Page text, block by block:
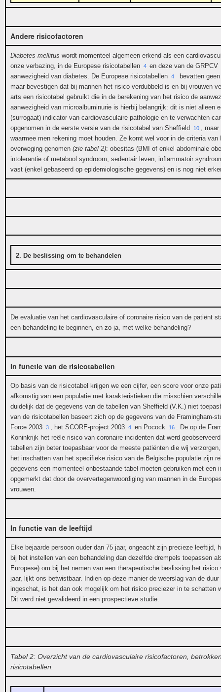
Andere risicofactoren
Diabetes mellitus wordt momenteel algemeen erkend als een
onze verbazing, in de Europese risicotabellen
4 en deze van de GRPCV
aanwezigheid van diabetes. De Europese risicotabellen 4
bevatten
maar bevestigen dat bij mannen het risico verdubbeld is en bij vrouwen
arts een risicotabel gebruikt die in de berekening van het risico de
aanwezigheid van microalbuminurie is hierbij belangrijk: dit is niet alleen
(surrogaat) indicator van cardiovasculaire pathologie en te verwachten
opgenomen in de eerste versie van de risicotabel van Sheffield
10 ,
waarmee men rekening moet houden. Ze komt wel voor in de criteria
overweging genomen (zie tabel 2): obesitas (BMI of enkel abdominale
intolerantie of metabool syndroom, sedentair leven, inflammatoir
vast (enkel gebaseerd op epidemiologische gegevens) en is nog niet
2. De beslissing om te behandelen
De evaluatie van het cardiovasculaire of coronaire risico van de patiënt
een behandeling te beginnen, en zo ja, met welke behandeling?
In functie van de risicotabellen
Op basis van de risicotabel krijgen we een cijfer, een score voor onze
afkomstig van een populatie met karakteristieken die misschien
duidelijk dat de gegevens van de tabellen van Sheffield (V.K.) niet
van de risicotabellen baseert zich op de gegevens van de Framingham-
Force 2003 3 , het SCORE-project 2003 4 en Pocock 16 . De op de
Koninkrijk het reële risico van coronaire incidenten dat werd
tabellen zijn beter toepasbaar voor de meeste patiënten die wij
het inschatten van het specifieke risico van de Belgische populatie zijn
gegevens een momenteel onbestaande tabel moeten gebruiken met
opgemerkt dat door de oververtegenwoordiging van mannen in de
vrouwen.
In functie van de leeftijd
Elke bejaarde persoon ouder dan 75 jaar, ongeacht zijn precieze
bij het instellen van een behandeling dan dezelfde drempels toepassen
Europese) om bij het nemen van een therapeutische beslissing het
jaar, lijkt ons betwistbaar. Indien op deze manier de weerslag van de
ingeschat, is het dan ook mogelijk om het risico preciezer in te schatten
Dit werd niet gevalideerd in een prospectieve studie.
Tabel 2: Overzicht van de cardiovasculaire risicofactoren,
risicotabellen.